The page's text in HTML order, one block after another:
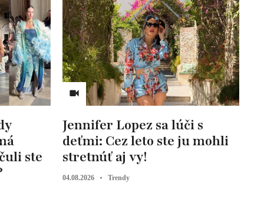
ste
Jennifer Lopez sa lúči s
deťmi: Cez leto ste ju mohli
stretnúť aj vy!
04.08.2026 Trendy